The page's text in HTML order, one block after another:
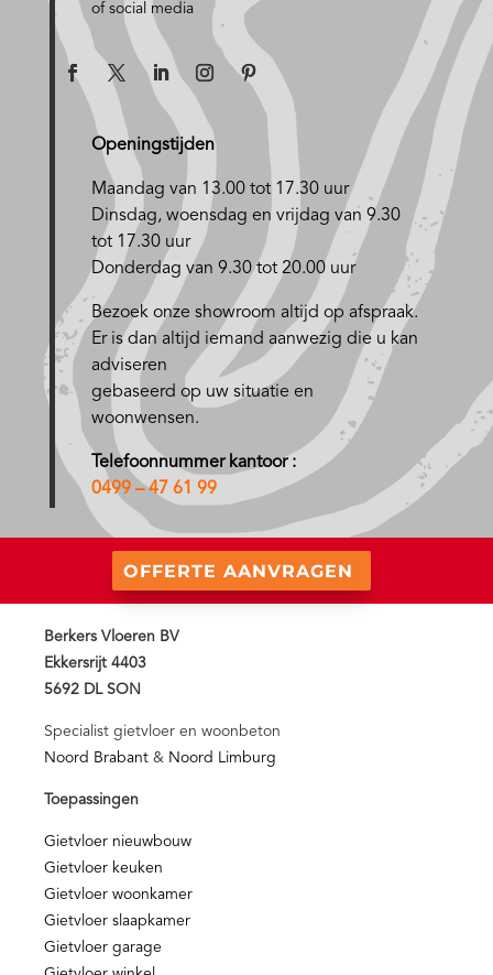
of social media
Openingstijden
Maandag van 13.00 tot 17.30 uur
Dinsdag, woensdag en vrijdag van 9.30
tot 17.30 uur
Donderdag van 9.30 tot 20.00 uur
Bezoek onze showroom altijd op afspraak.
Er is dan altijd iemand aanwezig die u kan
adviseren
gebaseerd op uw situatie en
woonwensen.
Telefoonnummer kantoor :
0499 – 47 61 99
OFFERTE AANVRAGEN
Berkers Vloeren BV
Ekkersrijt 4403
5692 DL SON
Specialist gietvloer en woonbeton
Noord Brabant & Noord Limburg
Toepassingen
Gietvloer nieuwbouw
Gietvloer keuken
Gietvloer woonkamer
Gietvloer slaapkamer
Gietvloer garage